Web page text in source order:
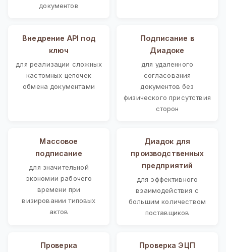
документов
Внедрение API под
ключ
для реализации сложных
кастомных цепочек
обмена документами
Подписание в
Диадоке
для удаленного
согласования
документов без
физического присутствия
сторон
Массовое
подписание
для значительной
экономии рабочего
времени при
визировании типовых
актов
Диадок для
производственных
предприятий
для эффективного
взаимодействия с
большим количеством
поставщиков
Проверка
Проверка ЭЦП